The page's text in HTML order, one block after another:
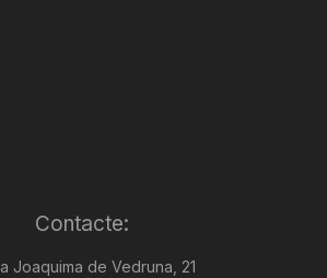
Contacte:
Joaquima de Vedruna, 21